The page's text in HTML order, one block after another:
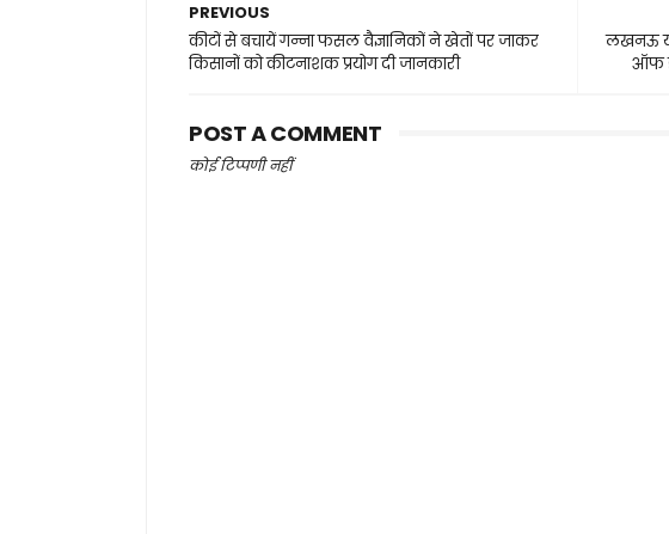
लखनऊ
ऑफ
PREVIOUS
कीटों से बचायें गन्ना फसल वैज्ञानिकों ने खेतों पर जाकर
किसानों को कीटनाशक प्रयोग दी जानकारी
POST A COMMENT
कोई टिप्पणी नहीं